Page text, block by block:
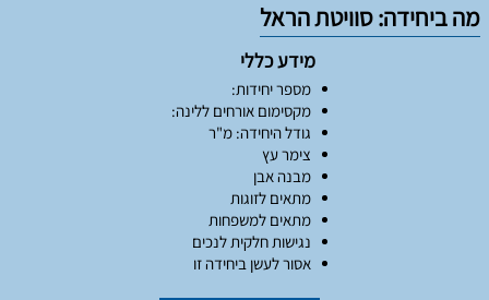
מה ביחידה: סוויטת הראל
מידע כללי
מספר יחידות:
מקסימום אורחים ללינה:
גודל היחידה: מ"ר
צימר עץ
מבנה אבן
מתאים לזוגות
מתאים למשפחות
נגישות חלקית לנכים
אסור לעשן ביחידה זו